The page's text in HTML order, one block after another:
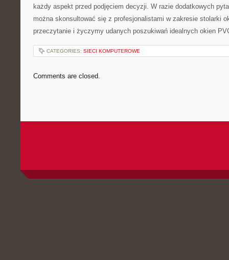
⁢każdy aspekt​ przed podjęciem decyzji.​ W razie dodatkowych
można ⁣skonsultować się ‍z ⁤profesjonalistami w zakresie stolarki
przeczytanie i życzymy udanych poszukiwań ​idealnych okien
CATEGORIES: SIECI KOMPUTEROWE
Comments are closed.